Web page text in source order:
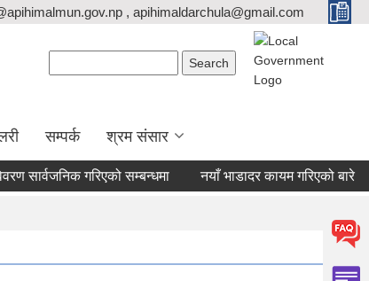
, apihimaldarchula@gmail.com
सम्पर्क श्रम संसार
सार्वजनिक गरिएको सम्बन्धमा नयाँ भाडादर कायम गरिएको बारे